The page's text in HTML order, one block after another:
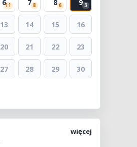
611 7 8 8 6 9 3
13 14 15 16
20 21 22 23
27 28 29 30
więcej